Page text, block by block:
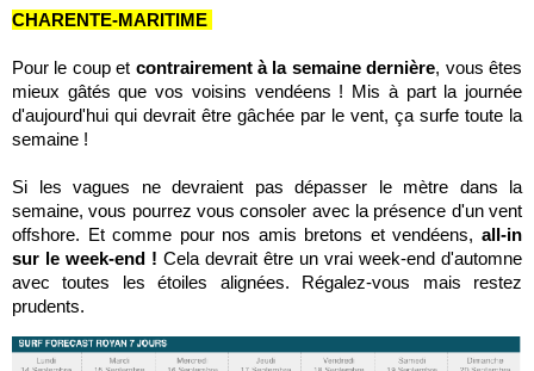
CHARENTE-MARITIME
Pour le coup et contrairement à la semaine dernière, vous êtes
mieux gâtés que vos voisins vendéens ! Mis à part la journée
d'aujourd'hui qui devrait être gâchée par le vent, ça surfe toute la
semaine !
Si les vagues ne devraient pas dépasser le mètre dans la
semaine, vous pourrez vous consoler avec la présence d'un vent
offshore. Et comme pour nos amis bretons et vendéens, all-in
sur le week-end ! Cela devrait être un vrai week-end d'automne
avec toutes les étoiles alignées. Régalez-vous mais restez
prudents.